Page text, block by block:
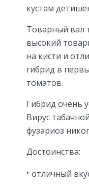
кустам
Товарный вал
высокий
на кисти и
гибрид в
томатов.
Гибрид очень
Вирус
фузариоз
Достоинства:
отличный